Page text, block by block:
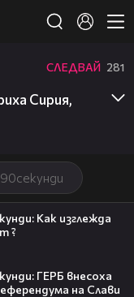
90секунди
СЛЕДВАЙ 281
Сирия,
Как изглежда
?
ГЕРБ внесоха
на Слави